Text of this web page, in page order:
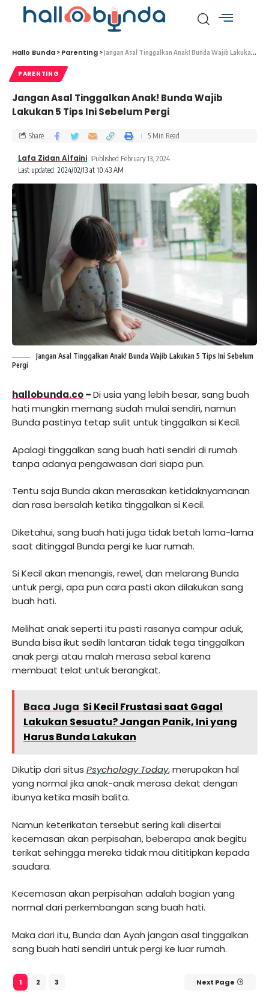
Hallo Bunda > Parenting >Jangan Asal Tinggalkan Anak! Bunda Wajib Lakukan 5 Tips Ini Sebelum Pergi
PARENTING
Jangan Asal Tinggalkan Anak! Bunda Wajib
Lakukan 5 Tips Ini Sebelum Pergi
Last updated: 2024/02/13 at 10:43 AM
Lafa Zidan Alfaini Published February 13, 2024
Share 5 Min Read
Jangan Asal Tinggalkan Anak! Bunda Wajib Lakukan 5 Tips Ini Sebelum
Pergi
hallobunda.co–Di usia yang lebih besar, sang buah
hati mungkin memang sudah mulai sendiri, namun
Bunda pastinya tetap sulit untuk tinggalkan si Kecil.
Apalagi tinggalkan sang buah hati sendiri di rumah
tanpa adanya pengawasan dari siapa pun.
Tentu saja Bunda akan merasakan ketidaknyamanan
dan rasa bersalah ketika tinggalkan si Kecil.
Diketahui, sang buah hati juga tidak betah lama-lama
saat ditinggal Bunda pergi ke luar rumah.
Si Kecil akan menangis, rewel, dan melarang Bunda
untuk pergi, apa pun cara pasti akan dilakukan sang
buah hati.
Melihat anak seperti itu pasti rasanya campur aduk,
Bunda bisa ikut sedih lantaran tidak tega tinggalkan
anak pergi atau malah merasa sebal karena
membuat telat untuk berangkat.
Baca Juga Si Kecil Frustasi saat Gagal
Lakukan Sesuatu? Jangan Panik, Ini yang
Harus Bunda Lakukan
Dikutip dari situs Psychology Today, merupakan hal
yang normal jika anak-anak merasa dekat dengan
ibunya ketika masih balita.
Namun keterikatan tersebut sering kali disertai
kecemasan akan perpisahan, beberapa anak begitu
terikat sehingga mereka tidak mau dititipkan kepada
saudara.
Kecemasan akan perpisahan adalah bagian yang
normal dari perkembangan sang buah hati.
Maka dari itu, Bunda dan Ayah jangan asal tinggalkan
sang buah hati sendiri untuk pergi ke luar rumah.
1 2 3 Next Page